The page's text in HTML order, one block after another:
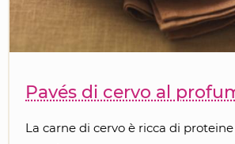
Pavés di cervo al
La carne di cervo è ricca di